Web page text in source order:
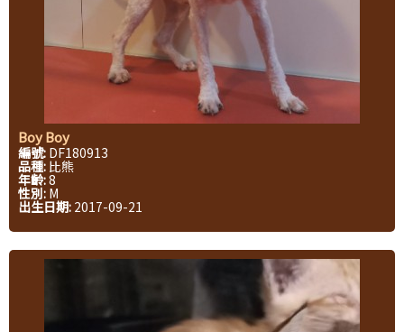
Boy Boy
編號: DF180913
品種: 比熊
年齡:8
性別: M
出生日期: 2017-09-21